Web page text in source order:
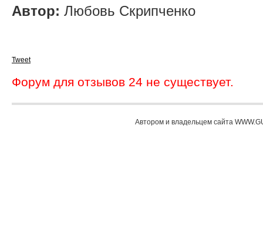
Автор: Любовь Скрипченко
Tweet
Форум для отзывов 24 не существует.
Автором и владельцем сайта